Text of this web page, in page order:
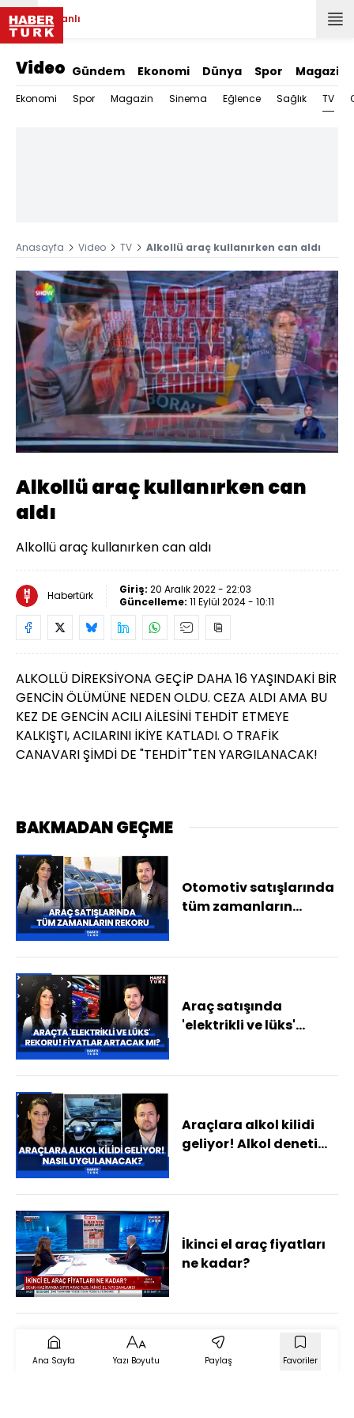
Canlı
Video Gündem Ekonomi Dünya Spor Magazin
Ekonomi Spor Magazin Sinema Eğlence Sağlık TV
Anasayfa Video TV Alkollü araç kullanırken can aldı
Sesi
Aç
Yüklendi:
34.09%
Oynatma
Hızı
Alkollü araç kullanırken can
aldı
Alkollü araç kullanırken can aldı
Habertürk Giriş: 20 Aralık 2022 - 22:03
Güncelleme: 11 Eylül 2024 - 10:11
ALKOLLÜ DİREKSİYONA GEÇİP DAHA 16 YAŞINDAKİ BİR
GENCİN ÖLÜMÜNE NEDEN OLDU. CEZA ALDI AMA BU
KEZ DE GENCİN ACILI AİLESİNİ TEHDİT ETMEYE
KALKIŞTI, ACILARINI İKİYE KATLADI. O TRAFİK
CANAVARI ŞİMDİ DE "TEHDİT"TEN YARGILANACAK!
BAKMADAN GEÇME
Otomotiv satışlarında
tüm zamanların
Araç satışında
'elektrikli ve lüks'
arttı? Artış sürer mi?
Araçlara alkol kilidi
geliyor! Alkol denetim
olacak?
İkinci el araç fiyatları
ne kadar?
Ana Sayfa Yazı Boyutu Paylaş Favoriler